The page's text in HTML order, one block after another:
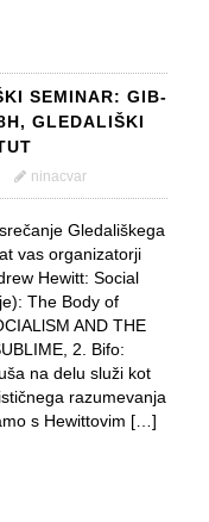
SEMINAR: GIB-
GLEDALIŠKI
ninacvar
Gledališkega
vas organizatorji
Hewitt: Social
The Body of
AND THE
2. Bifo:
na delu služi kot
razumevanja
s Hewittovim […]